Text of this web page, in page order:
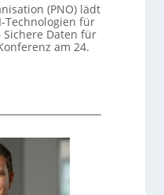
(PNO) lädt
Technologien für
Daten für
am 24.